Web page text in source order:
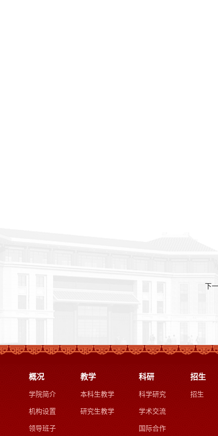
下
概况
学院简介
机构设置
领导班子
教学
本科生教学
研究生教学
科研
科学研究
学术交流
国际合作
招生
招生